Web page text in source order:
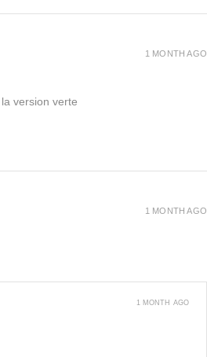
version verte
1 MONTH AGO
1 MONTH AGO
1 MONTH AGO